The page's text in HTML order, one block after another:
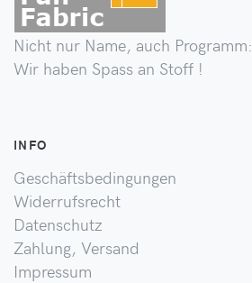
Nicht nur Name, auch Programm:
Wir haben Spass an Stoff !
INFO
Geschäftsbedingungen
Widerrufsrecht
Datenschutz
Zahlung, Versand
Impressum